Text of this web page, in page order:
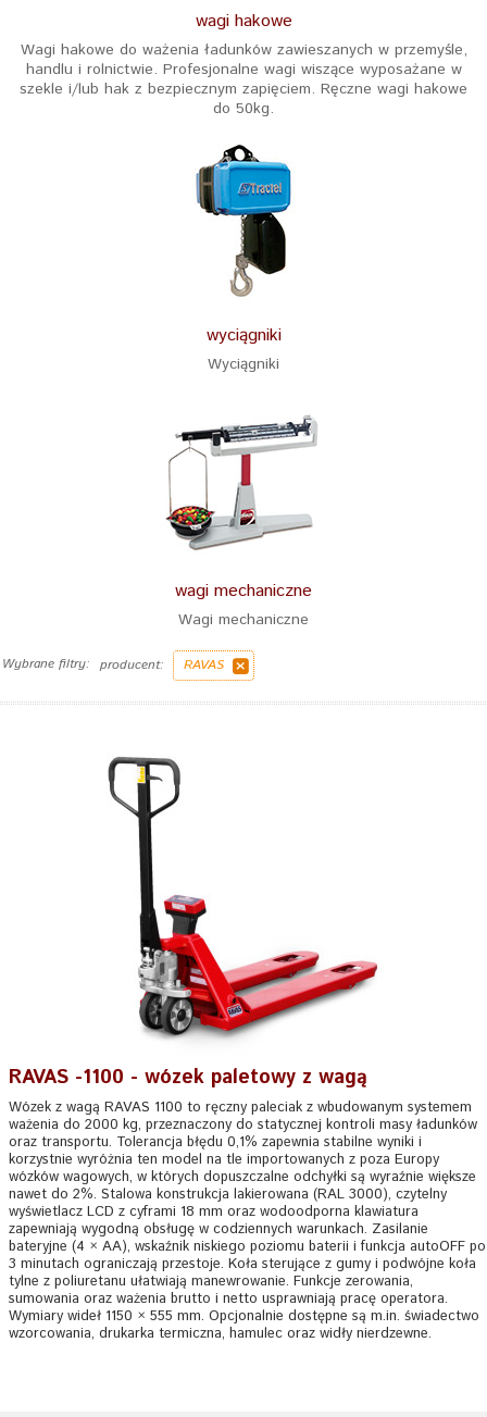
wagi hakowe
Wagi hakowe do ważenia ładunków zawieszanych w przemyśle,
handlu i rolnictwie. Profesjonalne wagi wiszące wyposażane w
szekle i/lub hak z bezpiecznym zapięciem. Ręczne wagi hakowe
do 50kg.
wyciągniki
Wyciągniki
wagi mechaniczne
Wagi mechaniczne
Wybrane filtry: producent: RAVAS
RAVAS -1100 - wózek paletowy z wagą
Wózek z wagą RAVAS 1100 to ręczny paleciak z wbudowanym systemem
ważenia do 2000 kg, przeznaczony do statycznej kontroli masy ładunków
oraz transportu. Tolerancja błędu 0,1% zapewnia stabilne wyniki i
korzystnie wyróżnia ten model na tle importowanych z poza Europy
wózków wagowych, w których dopuszczalne odchyłki są wyraźnie większe
nawet do 2%. Stalowa konstrukcja lakierowana (RAL 3000), czytelny
wyświetlacz LCD z cyframi 18 mm oraz wodoodporna klawiatura
zapewniają wygodną obsługę w codziennych warunkach. Zasilanie
bateryjne (4 × AA), wskaźnik niskiego poziomu baterii i funkcja autoOFF po
3 minutach ograniczają przestoje. Koła sterujące z gumy i podwójne koła
tylne z poliuretanu ułatwiają manewrowanie. Funkcje zerowania,
sumowania oraz ważenia brutto i netto usprawniają pracę operatora.
Wymiary wideł 1150 × 555 mm. Opcjonalnie dostępne są m.in. świadectwo
wzorcowania, drukarka termiczna, hamulec oraz widły nierdzewne.